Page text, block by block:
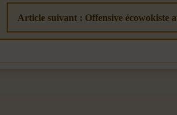
Article suivant : Offensive